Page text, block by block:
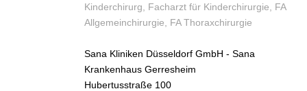
Kinderchirurg, Facharzt für Kinderchirurgie, FA
Allgemeinchirurgie, FA Thoraxchirurgie
Sana Kliniken Düsseldorf GmbH - Sana
Krankenhaus Gerresheim
Hubertusstraße 100